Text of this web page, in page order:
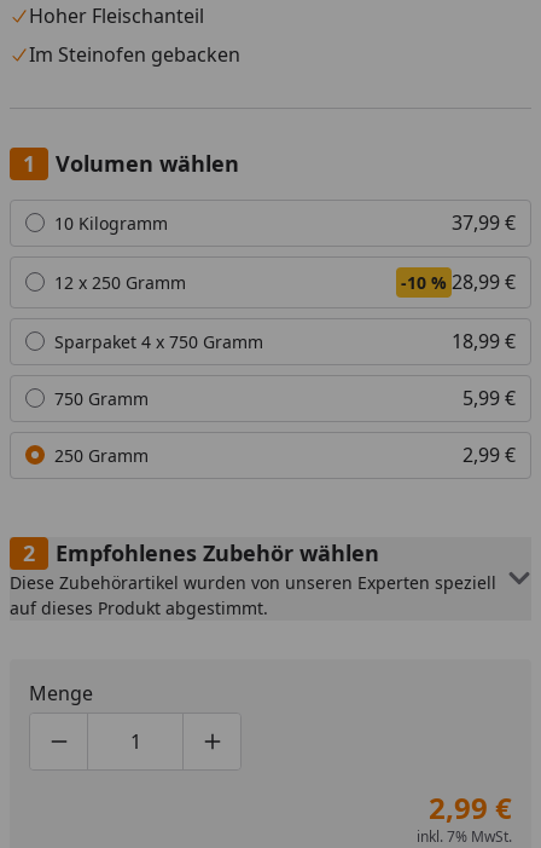
Hoher Fleischanteil
Im Steinofen gebacken
Volumen wählen
Alle anzeigen (5)
10 Kilogramm 37,99 €
12 x 250 Gramm -10 % 28,99 €
Sparpaket 4 x 750 Gramm 18,99 €
750 Gramm 5,99 €
250 Gramm 2,99 €
Empfohlenes Zubehör wählen
Diese Zubehörartikel wurden von unseren Experten speziell
auf dieses Produkt abgestimmt.
Menge
Produktmenge um eins verringern
Produktmenge manuell eingeben
Produktmenge um eins erhöhen
2,99 €
inkl. 7% MwSt.